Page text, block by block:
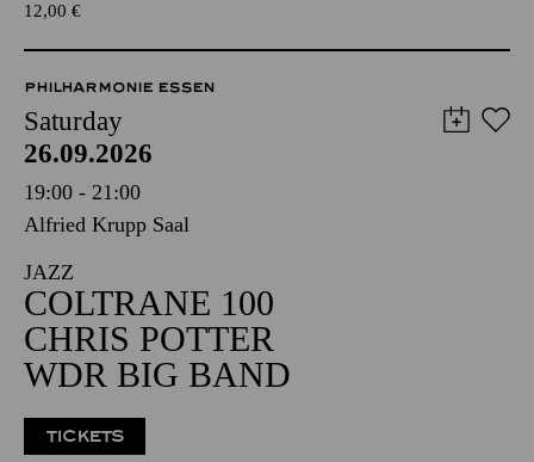
12,00 €
PHILHARMONIE ESSEN
Saturday
26.09.2026
19:00 - 21:00
Alfried Krupp Saal
JAZZ
COLTRANE 100
CHRIS POTTER
WDR BIG BAND
TICKETS